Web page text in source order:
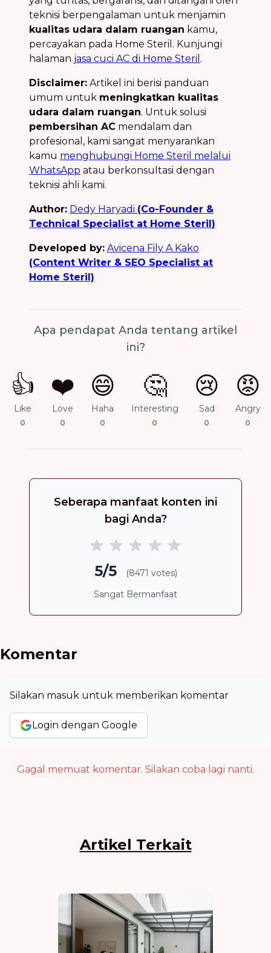
teknisi berpengalaman untuk menjamin
kualitas udara dalam ruangan kamu,
percayakan pada Home Steril. Kunjungi
halaman jasa cuci AC di Home Steril .
Disclaimer: Artikel ini berisi panduan
umum untuk meningkatkan kualitas
udara dalam ruangan. Untuk solusi
pembersihan AC mendalam dan
profesional, kami sangat menyarankan
kamu menghubungi Home Steril melalui
WhatsApp atau berkonsultasi dengan
teknisi ahli kami.
Author: Dedy Haryadi (Co-Founder &
Technical Specialist at Home Steril)
Developed by: Avicena Fily A Kako
(Content Writer & SEO Specialist at
Home Steril)
Apa pendapat Anda tentang artikel
ini?
👍
Like
0
❤️
Love
0
😄
Haha
0
🤔
Interesting
0
😢
Sad
0
😡
Angry
0
Seberapa manfaat konten ini
bagi Anda?
5/5
(8471 votes)
Sangat Bermanfaat
Komentar
Silakan masuk untuk memberikan komentar
Login dengan Google
Gagal memuat komentar. Silakan coba lagi nanti.
Artikel Terkait